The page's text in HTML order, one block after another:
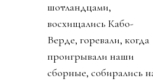
Чемпионат мира по
футболу завершен.
Люди сделали его
прекрасным
праздником